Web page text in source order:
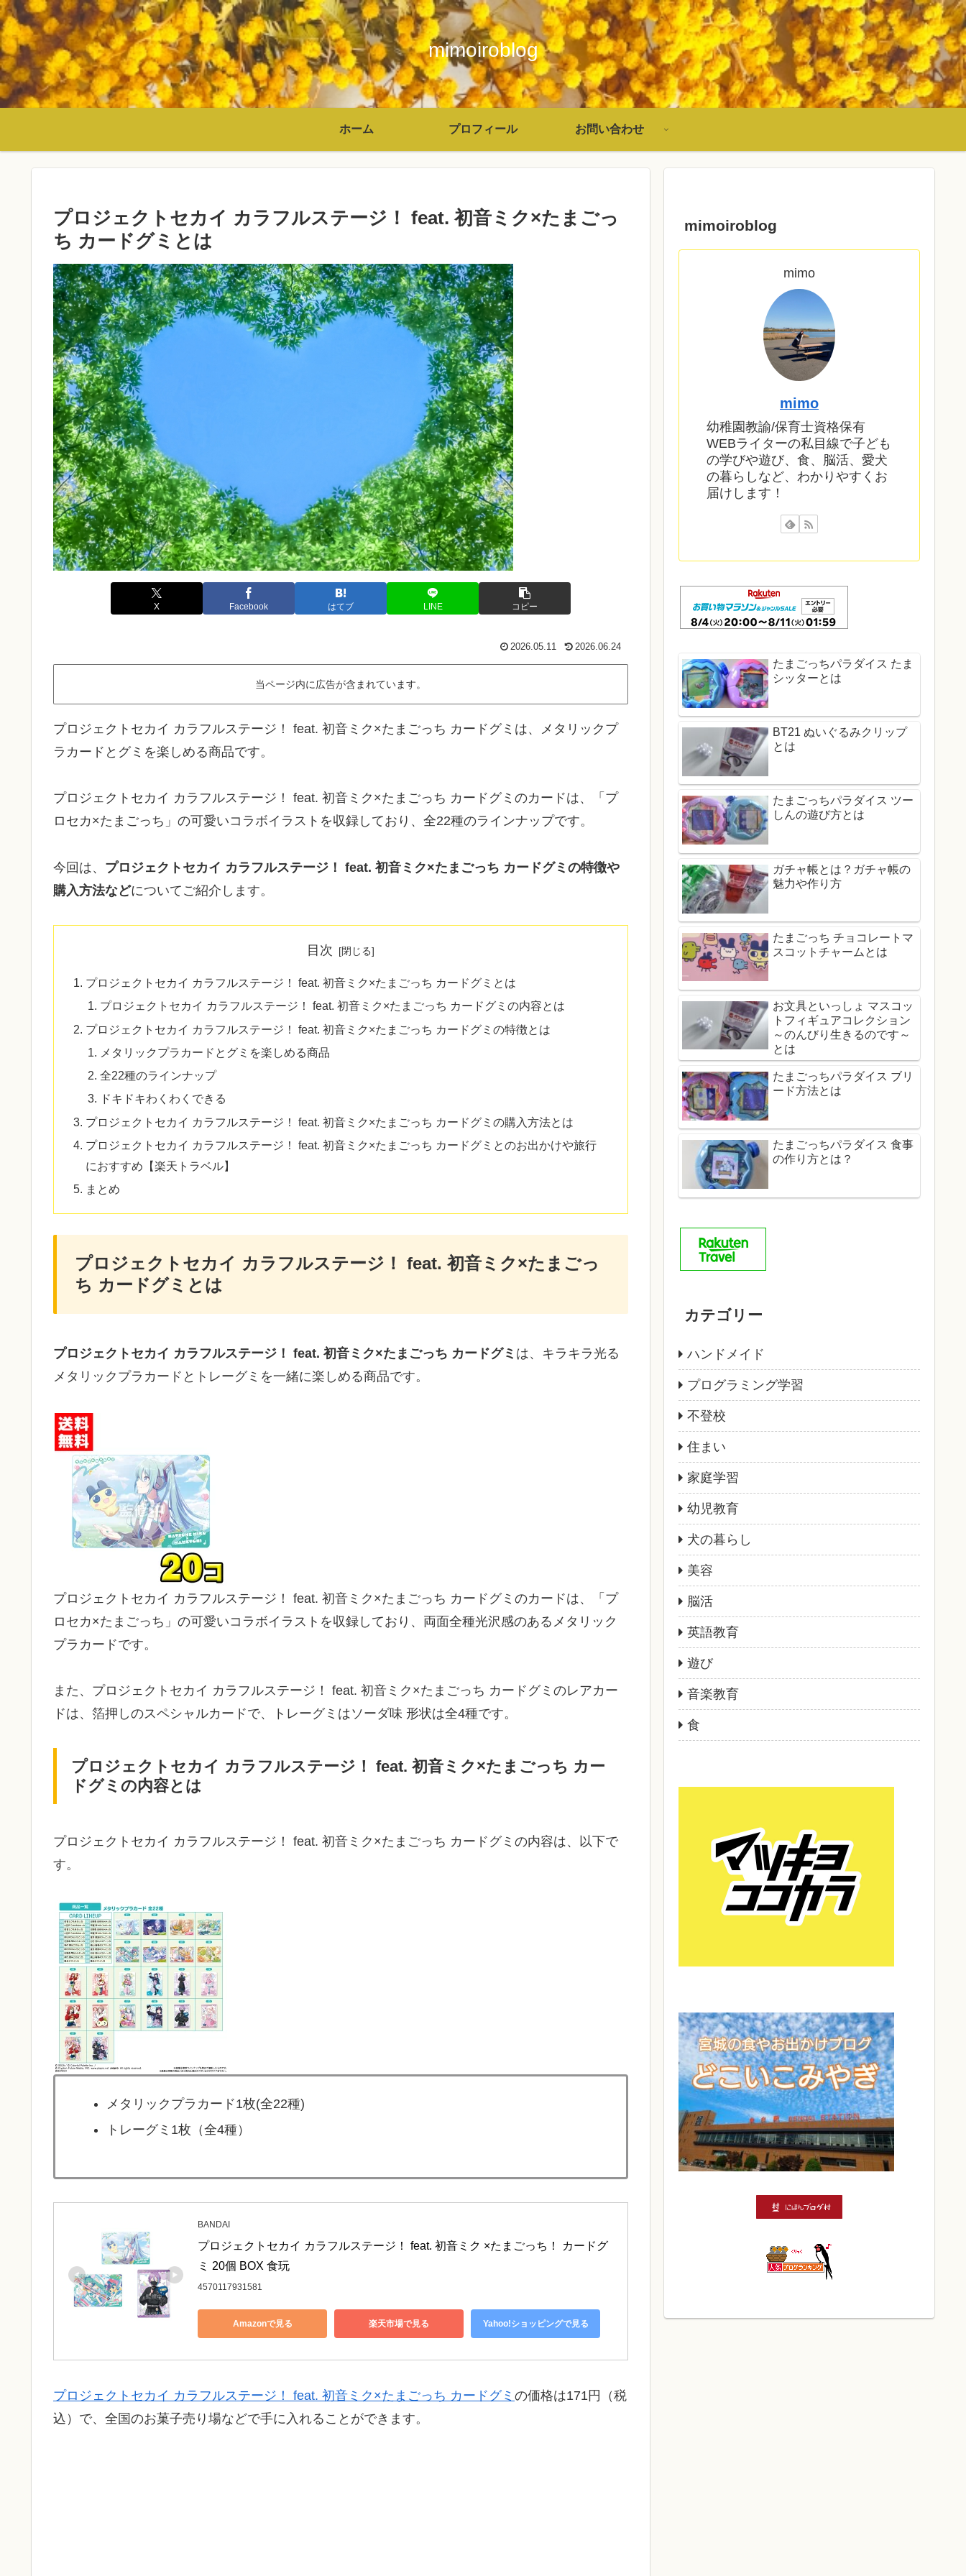
mimoiroblog
ホーム プロフィール お問い合わせ
プロジェクトセカイ カラフルステージ！ feat. 初音ミク×たまごっ
ち カードグミとは
X Facebook はてブ LINE コピー
2026.05.11 2026.06.24
当ページ内に広告が含まれています。
プロジェクトセカイ カラフルステージ！ feat. 初音ミク×たまごっち カードグミは、メタリックプ
ラカードとグミを楽しめる商品です。
プロジェクトセカイ カラフルステージ！ feat. 初音ミク×たまごっち カードグミのカードは、「プ
ロセカ×たまごっち」の可愛いコラボイラストを収録しており、全22種のラインナップです。
今回は、 プロジェクトセカイ カラフルステージ！ feat. 初音ミク×たまごっち カードグミの特徴や
購入方法などについてご紹介します。
目次
プロジェクトセカイ カラフルステージ！ feat. 初音ミク×たまごっち カードグミとは
プロジェクトセカイ カラフルステージ！ feat. 初音ミク×たまごっち カードグミの内容とは
プロジェクトセカイ カラフルステージ！ feat. 初音ミク×たまごっち カードグミの特徴とは
メタリックプラカードとグミを楽しめる商品
全22種のラインナップ
ドキドキわくわくできる
プロジェクトセカイ カラフルステージ！ feat. 初音ミク×たまごっち カードグミの購入方法とは
プロジェクトセカイ カラフルステージ！ feat. 初音ミク×たまごっち カードグミとのお出かけや旅行
におすすめ【楽天トラベル】
まとめ
プロジェクトセカイ カラフルステージ！ feat. 初音ミク×たまごっ
ち カードグミとは
プロジェクトセカイ カラフルステージ！ feat. 初音ミク×たまごっち カードグミ は、キラキラ光る
メタリックプラカードとトレーグミを一緒に楽しめる商品です。
プロジェクトセカイ カラフルステージ！ feat. 初音ミク×たまごっち カードグミのカードは、「プ
ロセカ×たまごっち」の可愛いコラボイラストを収録しており、両面全種光沢感のあるメタリック
プラカードです。
また、プロジェクトセカイ カラフルステージ！ feat. 初音ミク×たまごっち カードグミのレアカー
ドは、箔押しのスペシャルカードで、トレーグミはソーダ味 形状は全4種です。
プロジェクトセカイ カラフルステージ！ feat. 初音ミク×たまごっち カー
ドグミの内容とは
プロジェクトセカイ カラフルステージ！ feat. 初音ミク×たまごっち カードグミの内容は、以下で
す。
メタリックプラカード1枚(全22種)
トレーグミ1枚（全4種）
BANDAI
プロジェクトセカイ カラフルステージ！ feat. 初音ミク ×たまごっち！ カードグ
ミ 20個 BOX 食玩
4570117931581
Amazonで見る 楽天市場で見る Yahoo!ショッピングで見る
プロジェクトセカイ カラフルステージ！ feat. 初音ミク×たまごっち カードグミ の価格は171円（税
込）で、全国のお菓子売り場などで手に入れることができます。
mimoiroblog
mimo
mimo
幼稚園教諭/保育士資格保有
WEBライターの私目線で子ども
の学びや遊び、食、脳活、愛犬
の暮らしなど、わかりやすくお
届けします！
たまごっちパラダイス たま
シッターとは
BT21 ぬいぐるみクリップ
とは
たまごっちパラダイス ツー
しんの遊び方とは
ガチャ帳とは？ガチャ帳の
魅力や作り方
たまごっち チョコレートマ
スコットチャームとは
お文具といっしょ マスコッ
トフィギュアコレクション
～のんびり生きるのです～
とは
たまごっちパラダイス ブリ
ード方法とは
たまごっちパラダイス 食事
の作り方とは？
カテゴリー
ハンドメイド
プログラミング学習
不登校
住まい
家庭学習
幼児教育
犬の暮らし
美容
脳活
英語教育
遊び
音楽教育
食